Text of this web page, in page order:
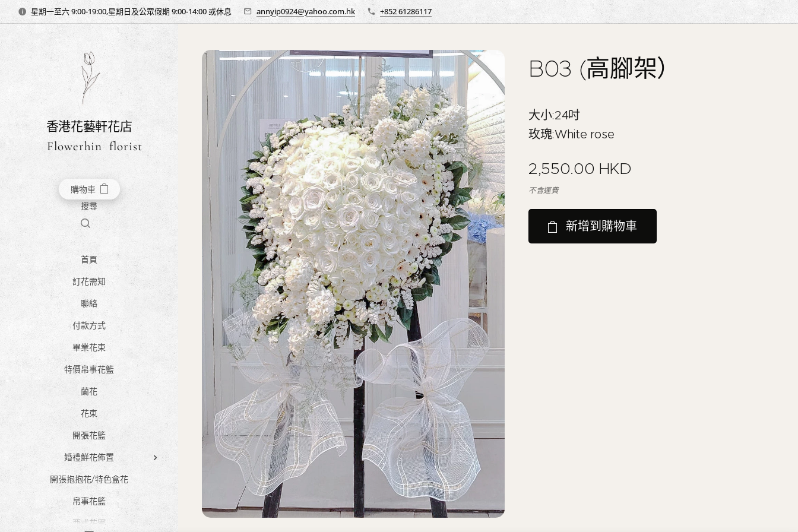
星期一至六 9:00-19:00,星期日及公眾假期 9:00-14:00 或休息 annyip0924@yahoo.com.hk +852 61286117
香港花藝軒花店
Flowerhin florist
購物車
搜尋
首頁
訂花需知
聯絡
付款方式
畢業花束
特價帛事花籃
蘭花
花束
開張花籃
婚禮鮮花佈置
開張抱抱花/特色盒花
帛事花籃
西式花圈
B03 (高腳架）
大小:24吋
玫瑰:White rose
2,550.00 HKD
不含運費
新增到購物車